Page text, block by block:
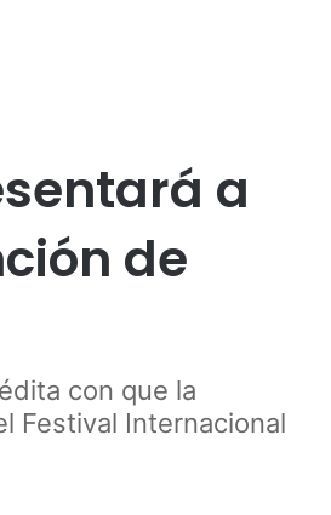
a
de
con que la
Festival Internacional